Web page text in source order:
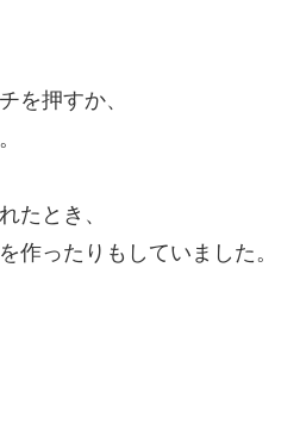
を押すか、
たとき、
作ったりもしていました。